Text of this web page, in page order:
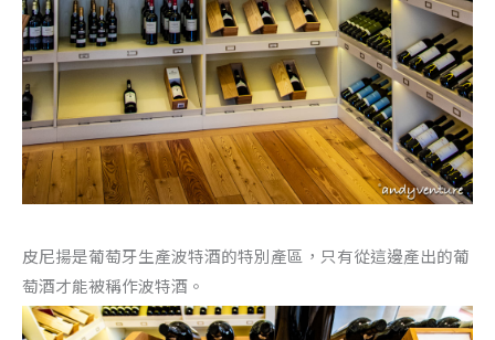
皮尼揚是葡萄牙生產波特酒的特別產區，只有從這邊產出的葡
萄酒才能被稱作波特酒。